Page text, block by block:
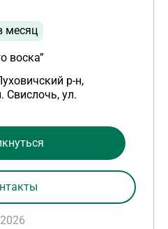
месяц
воска”
р-н,
Свислочь, ул.